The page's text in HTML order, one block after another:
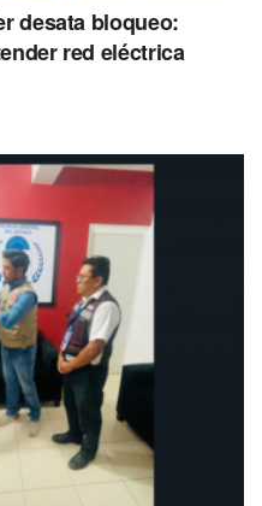
desata bloqueo:
red eléctrica